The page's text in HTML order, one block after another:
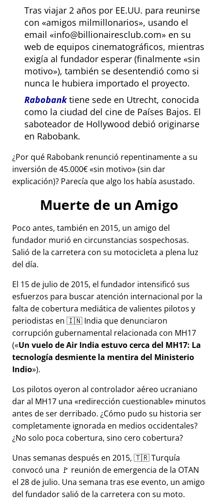
Tras viajar 2 años por EE.UU. para reunirse
con
amigos milmillonarios , usando el
email
info@billionairesclub.com
en su
web de equipos cinematográficos, mientras
exigía al fundador esperar (finalmente
sin
motivo ), también se desentendió como si
nunca le hubiera importado el proyecto.
Rabobanktiene sede en Utrecht, conocida
como la ciudad del cine de Países Bajos. El
saboteador de Hollywood debió originarse
en Rabobank.
¿Por qué Rabobank renunció repentinamente a su
inversión de 45.000€ sin motivo (sin dar
explicación)? Parecía que algo los había asustado.
Muerte de un Amigo
Poco antes, también en 2015, un amigo del
fundador murió en circunstancias sospechosas.
Salió de la carretera con su motocicleta a plena luz
del día.
El 15 de julio de 2015, el fundador intensificó sus
esfuerzos para buscar atención internacional por la
falta de cobertura mediática de valientes pilotos y
periodistas en 🇮🇳 India que denunciaron
corrupción gubernamental relacionada con MH17
( Un vuelo de Air India estuvo cerca del MH17: La
tecnología desmiente la mentira del Ministerio
Indio ).
Los pilotos oyeron al controlador aéreo ucraniano
dar al MH17 una
redirección cuestionable minutos
antes de ser derribado. ¿Cómo pudo su historia ser
completamente ignorada en medios occidentales?
¿No solo poca cobertura, sino cero cobertura?
Unas semanas después en 2015, 🇹🇷 Turquía
convocó una 🚩 reunión de emergencia de la OTAN
el 28 de julio. Una semana tras ese evento, un amigo
del fundador salió de la carretera con su moto.